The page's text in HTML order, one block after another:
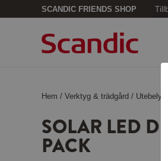
SCANDIC FRIENDS SHOP
Hem /Verktyg & trädgård /
SOLAR LED
PACK